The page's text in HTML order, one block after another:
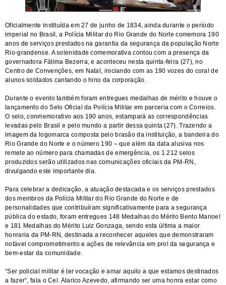
Oficialmente instituída em 27 de junho de 1834, ainda durante o período
imperial no Brasil, a Polícia Militar do Rio Grande do Norte comemora 190
anos de serviços prestados na garantia da segurança da população Norte
Rio-grandense. A solenidade comemorativa contou com a presença da
governadora Fátima Bezerra, e aconteceu nesta quinta-feira (27), no
Centro de Convenções, em Natal, iniciando com as 190 vozes do coral de
alunos soldados cantando o hino da corporação.
Durante o evento também foram entregues medalhas de mérito e houve o
lançamento do Selo Oficial da Polícia Militar em parceria com o Correios.
O selo, conmemorativo aos 190 anos, estampará as correspondências
levadas pelo Brasil e pelo mundo a partir dessa quinta (27). Trazendo a
imagem da logomarca composta pelo brasão da instituição, a bandeira do
Rio Grande do Norte e o número 190 – que além da data alusiva nos
remete ao número para chamadas de emergência, os 1.212 selos
produzidos serão utilizados nas comunicações oficiais da PM-RN,
divulgando este importante dia.
Para celebrar a dedicação, a atuação destacada e os serviços prestados
dos membros da Polícia Militar do Rio Grande do Norte e de
personalidades que contribuíram significativamente para a segurança
pública do estado, foram entregues 148 Medalhas do Mérito Bento Manoel
e 181 Medalhas do Mérito Luiz Gonzaga, sendo esta última a maior
honraria da PM-RN, destinada a reconhecer aqueles que demonstraram
notável comprometimento e ações de relevância em prol da segurança e
bem-estar da comunidade.
“Ser policial militar é ter vocação e amar aquilo a que estamos destinados
a fazer”, fala o Cel. Alarico Azevedo, afirmando ser uma honra estar como